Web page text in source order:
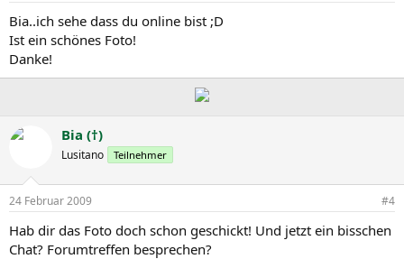
Bia..ich sehe dass du online bist ;D
Ist ein schönes Foto!
Danke!
Bia (†)
Lusitano Teilnehmer
24 Februar 2009 #4
Hab dir das Foto doch schon geschickt! Und jetzt ein bisschen
Chat? Forumtreffen besprechen?